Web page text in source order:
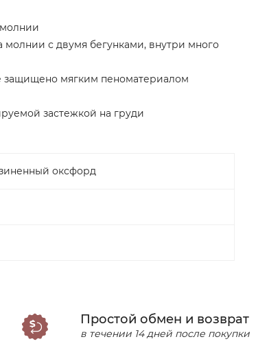
с двумя бегунками, внутри много
защищено мягким пеноматериалом
застежкой на груди
оксфорд
Простой обмен и возврат
в течении 14 дней после покупки